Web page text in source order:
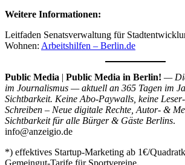
Weitere Informationen:
Leitfaden Senatsverwaltung für
Wohnen: Arbeitshilfen – Berlin.de
Public Media | Public Media in Berlin! —
im Journalismus — aktuell an 365 Tagen im
Sichtbarkeit. Keine Abo-Paywalls, keine
Schreiben – Neue digitale Rechte, Autor- &
Sichtbarkeit für alle Bürger & Gäste Berlins.
info@anzeigio.de
*) effektives Startup-Marketing ab 1€/
Gemeingut-Tarife für Sportvereine.